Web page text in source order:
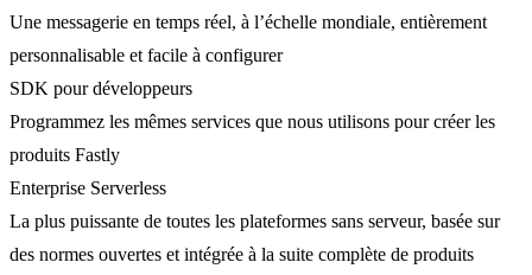
Une messagerie en temps réel, à l’échelle mondiale, entièrement
personnalisable et facile à configurer
SDK pour développeurs
Programmez les mêmes services que nous utilisons pour créer les
produits Fastly
Enterprise Serverless
La plus puissante de toutes les plateformes sans serveur, basée sur
des normes ouvertes et intégrée à la suite complète de produits